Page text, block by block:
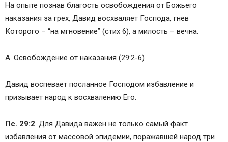
На опыте познав благость освобождения от Божьего
наказания за грех, Давид восхваляет Господа, гнев
Которого – “на мгновение” (стих 6), а милость – вечна.
А. Освобождение от наказания (29:2-6)
Давид воспевает посланное Господом избавление и
призывает народ к восхвалению Его.
Пс. 29:2. Для Давида важен не только самый факт
избавления от массовой эпидемии, поражавшей народ три